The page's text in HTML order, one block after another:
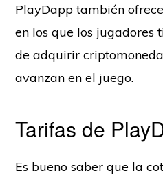
PlayDapp también
en los que los jugadores
de adquirir
avanzan en el juego.
Tarifas de
Es bueno saber que la